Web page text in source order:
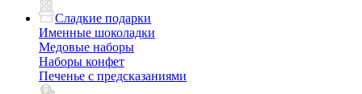
Сладкие подарки
Именные шоколадки
Медовые наборы
Наборы конфет
Печенье с предсказаниями